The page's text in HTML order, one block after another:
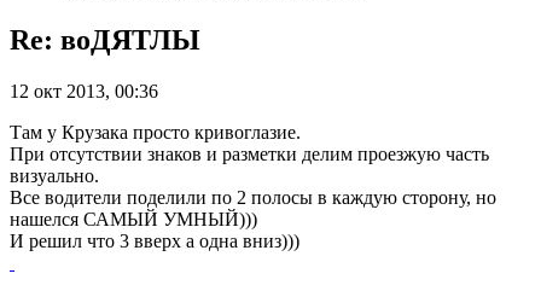
Re: воДЯТЛЫ
12 окт 2013, 00:36
Там у Крузака просто кривоглазие.
При отсутствии знаков и разметки делим проезжую часть
визуально.
Все водители поделили по 2 полосы в каждую сторону, но
нашелся САМЫЙ УМНЫЙ)))
И решил что 3 вверх а одна вниз)))